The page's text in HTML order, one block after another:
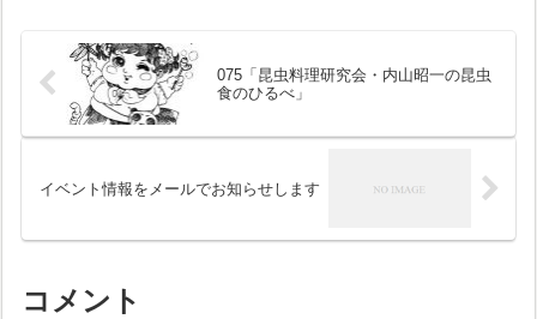
075「昆虫料理研究会・内山昭一の昆虫
食のひるべ」
イベント情報をメールでお知らせします
コメント